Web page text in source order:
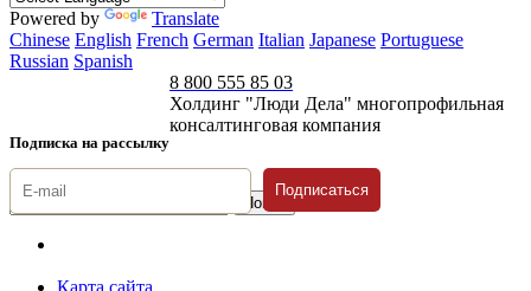
Powered by
Translate
Chinese English French German Italian Japanese Portuguese
Russian Spanish
Подписка на рассылку
8 800 555 85 03
Холдинг "Люди Дела" многопрофильная
консалтинговая компания
Подписаться
Карта сайта